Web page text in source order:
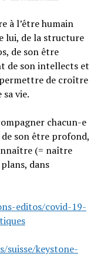
à l’être humain
lui, de la structure
de son être
de son intellects et
de croître
sa vie.
chacun-e
son être profond,
(= naître
dans
editos/covid-19-
keystone-